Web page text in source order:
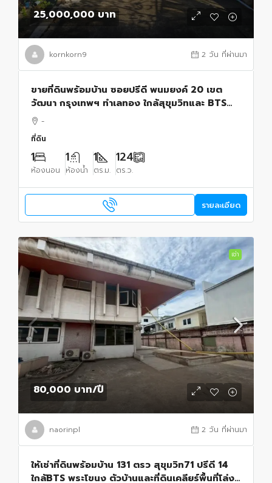
25,000,000 บาท
kornkorn9 2 วัน ที่ผ่านมา
ขายที่ดินพร้อมบ้าน ซอยปรีดี พนมยงค์ 20 เขต
วัฒนา กรุงเทพฯ ทำเลทอง ใกล้สุขุมวิทและ BTS
พระโขนง
-
ที่ดิน
1
ห้องนอน
1
ห้องน้ำ
1
ตร.ม.
124
ตร.ว.
รายละเอียด
เช่า
80,000 บาท/ปี
naorinpl 2 วัน ที่ผ่านมา
ให้เช่าที่ดินพร้อมบ้าน 131 ตรว สุขุมวิท71 ปรีดี 14
ใกล้BTS พระโขนง ตัวบ้านและที่ดินเคลียร์พื้นที่โล่ง